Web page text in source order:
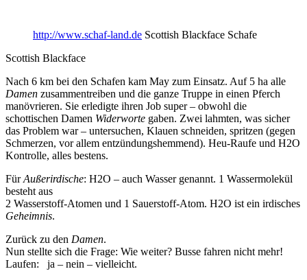
http://www.schaf-land.de Scottish Blackface Schafe
Scottish Blackface
Nach 6 km bei den Schafen kam May zum Einsatz. Auf 5 ha alle
Damen zusammentreiben und die ganze Truppe in einen Pferch
manövrieren. Sie erledigte ihren Job super – obwohl die
schottischen Damen Widerworte gaben. Zwei lahmten, was sicher
das Problem war – untersuchen, Klauen schneiden, spritzen (gegen
Schmerzen, vor allem entzündungshemmend). Heu-Raufe und H2O
Kontrolle, alles bestens.
FürAußerirdische: H2O – auch Wasser genannt. 1 Wassermolekül
besteht aus
2 Wasserstoff-Atomen und 1 Sauerstoff-Atom. H2O ist ein irdisches
Geheimnis.
Zurück zu den Damen.
Nun stellte sich die Frage: Wie weiter? Busse fahren nicht mehr!
Laufen: ja – nein – vielleicht.